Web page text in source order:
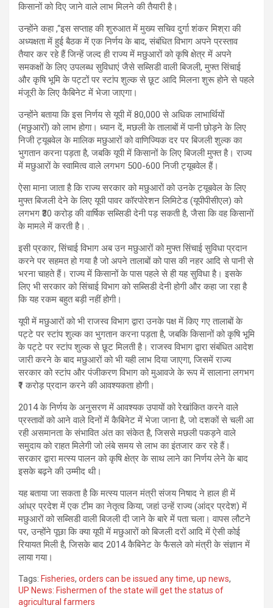
किसानों को दिए जाने वाले लाभ मिलने की तैयारी है।
उन्होंने कहा ,“इस सप्ताह की शुरुआत में मुख्य सचिव दुर्गा शंकर मिश्रा की
अध्यक्षता में हुई बैठक में एक निर्णय के बाद, संबंधित विभाग अपने प्रस्ताव
तैयार कर रहे हैं जिन्हें जल्द ही राज्य में मछुआरों को कृषि क्षेत्र में अपने
समकक्षों के लिए उपलब्ध सुविधाएं जैसे सब्सिडी वाली बिजली, मुफ्त सिंचाई
और कृषि भूमि के पट्टों पर स्टांप शुल्क से छूट आदि मिलना शुरू होने से पहले
मंजूरी के लिए कैबिनेट में भेजा जाएगा।
उन्होंने बताया कि इस निर्णय से यूपी में 80,000 से अधिक लाभार्थियों
(मछुआरों) को लाभ होगा। ध्यान दें, मछली के तालाबों में पानी छोड़ने के लिए
निजी ट्यूबवेल के मालिक मछुआरों को वाणिज्यिक दर पर बिजली शुल्क का
भुगतान करना पड़ता है, जबकि यूपी में किसानों के लिए बिजली मुफ्त है। राज्य
में मछुआरों के स्वामित्व वाले लगभग 500-600 निजी ट्यूबवेल हैं।
ऐसा माना जाता है कि राज्य सरकार को मछुआरों को उनके ट्यूबवेल के लिए
मुफ्त बिजली देने के लिए यूपी पावर कॉरपोरेशन लिमिटेड (यूपीपीसीएल) को
लगभग ₹30 करोड़ की वार्षिक सब्सिडी देनी पड़ सकती है, जैसा कि वह किसानों
के मामले में करती है। .
इसी प्रकार, सिंचाई विभाग अब उन मछुआरों को मुफ्त सिंचाई सुविधा प्रदान
करने पर सहमत हो गया है जो अपने तालाबों को पास की नहर आदि से पानी से
भरना चाहते हैं। राज्य में किसानों के पास पहले से ही यह सुविधा है। इसके
लिए भी सरकार को सिंचाई विभाग को सब्सिडी देनी होगी और कहा जा रहा है
कि यह रकम बहुत बड़ी नहीं होगी।
यूपी में मछुआरों को भी राजस्व विभाग द्वारा उनके पक्ष में किए गए तालाबों के
पट्टे पर स्टांप शुल्क का भुगतान करना पड़ता है, जबकि किसानों को कृषि भूमि
के पट्टे पर स्टांप शुल्क से छूट मिलती है। राजस्व विभाग द्वारा संबंधित आदेश
जारी करने के बाद मछुआरों को भी यही लाभ दिया जाएगा, जिसमें राज्य
सरकार को स्टांप और पंजीकरण विभाग को मुआवजे के रूप में सालाना लगभग
₹1 करोड़ प्रदान करने की आवश्यकता होगी।
2014 के निर्णय के अनुसरण में आवश्यक उपायों को रेखांकित करने वाले
प्रस्तावों को आने वाले दिनों में कैबिनेट में भेजा जाना है, जो दशकों से चली आ
रही असमानता के संभावित अंत का संकेत है, जिससे मछली पकड़ने वाले
समुदाय को राहत मिलेगी जो लंबे समय से लाभ का इंतजार कर रहे हैं।
सरकार द्वारा मत्स्य पालन को कृषि क्षेत्र के साथ लाने का निर्णय लेने के बाद
इसके बढ़ने की उम्मीद थी।
यह बताया जा सकता है कि मत्स्य पालन मंत्री संजय निषाद ने हाल ही में
आंध्र प्रदेश में एक टीम का नेतृत्व किया, जहां उन्हें राज्य (आंद्र प्रदेश) में
मछुआरों को सब्सिडी वाली बिजली दी जाने के बारे में पता चला। वापस लौटने
पर, उन्होंने पूछा कि क्या यूपी में मछुआरों को बिजली दरों आदि में ऐसी कोई
रियायत मिली है, जिसके बाद 2014 कैबिनेट के फैसले को मंत्री के संज्ञान में
लाया गया।
Tags: Fisheries, orders can be issued any time, up news,
UP News: Fishermen of the state will get the status of
agricultural farmers